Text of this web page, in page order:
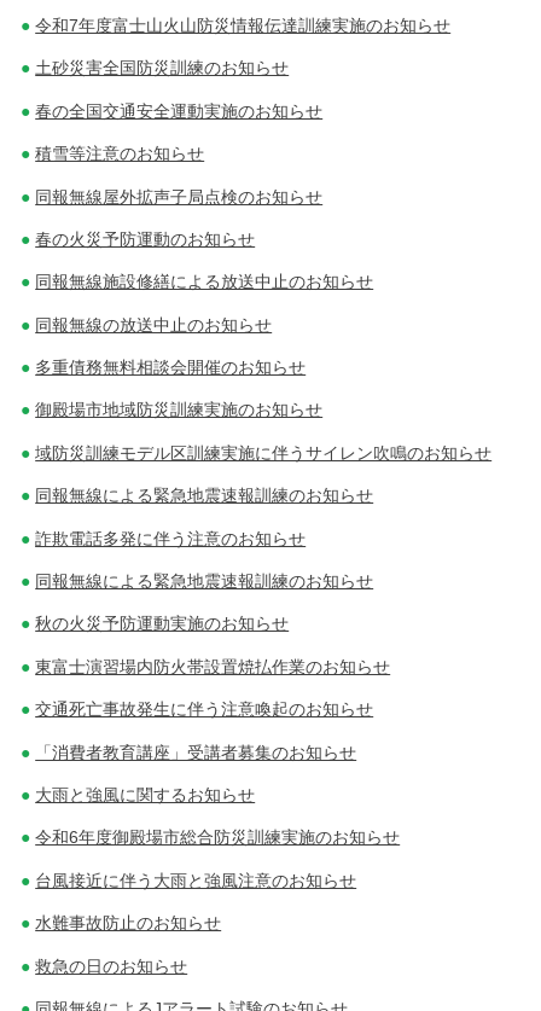
令和7年度富士山火山防災情報伝達訓練実施のお知らせ
土砂災害全国防災訓練のお知らせ
春の全国交通安全運動実施のお知らせ
積雪等注意のお知らせ
同報無線屋外拡声子局点検のお知らせ
春の火災予防運動のお知らせ
同報無線施設修繕による放送中止のお知らせ
同報無線の放送中止のお知らせ
多重債務無料相談会開催のお知らせ
御殿場市地域防災訓練実施のお知らせ
域防災訓練モデル区訓練実施に伴うサイレン吹鳴のお知らせ
同報無線による緊急地震速報訓練のお知らせ
詐欺電話多発に伴う注意のお知らせ
同報無線による緊急地震速報訓練のお知らせ
秋の火災予防運動実施のお知らせ
東富士演習場内防火帯設置焼払作業のお知らせ
交通死亡事故発生に伴う注意喚起のお知らせ
「消費者教育講座」受講者募集のお知らせ
大雨と強風に関するお知らせ
令和6年度御殿場市総合防災訓練実施のお知らせ
台風接近に伴う大雨と強風注意のお知らせ
水難事故防止のお知らせ
救急の日のお知らせ